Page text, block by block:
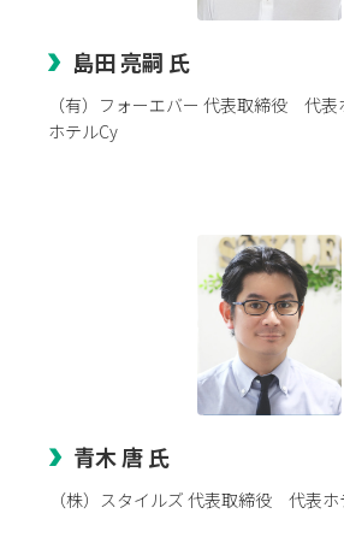
島田 亮嗣 氏
（有）フォーエバー 代表取締役 代
ホテルCy
青木 唐 氏
（株）スタイルズ 代表取締役 代表